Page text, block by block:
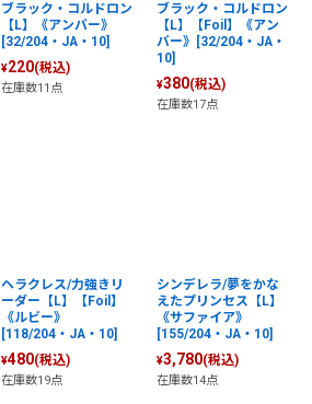
ブラック・コルドロン
【L】《アンバー》
[32/204・JA・10]
¥220(税込)
在庫数11点
ブラック・コルドロン
【L】【Foil】《アン
バー》[32/204・JA・
10]
¥380(税込)
在庫数17点
ヘラクレス/力強きリ
ーダー【L】【Foil】
《ルビー》
[118/204・JA・10]
¥480(税込)
在庫数19点
シンデレラ/夢をかな
えたプリンセス【L】
《サファイア》
[155/204・JA・10]
¥3,780(税込)
在庫数14点